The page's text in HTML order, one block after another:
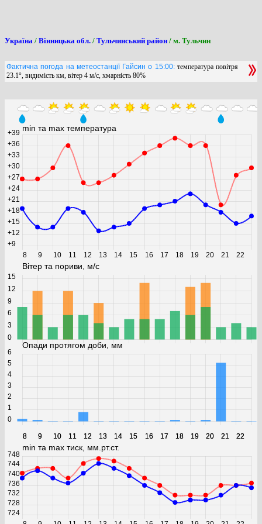
Україна / Вінницька обл. / Тульчинський район / м. Тульчин
Фактична погода на метеостанції Гайсин о 15:00:температура повітря
23.1°, видимість км, вітер 4 м/с, хмарність 80%
min та max температура
8 9 10 11 12 13 14 15 16 17 18 19 20 21 22
+9
+12
+15
+18
+21
+24
+27
+30
+33
+36
+39
Вітер та пориви, м/с
8 9 10 11 12 13 14 15 16 17 18 19 20 21 22
0
3
6
9
12
15
Опади протягом доби, мм
8 9 10 11 12 13 14 15 16 17 18 19 20 21 22
0
1
2
3
4
5
6
min та max тиск, мм.рт.ст.
724
728
732
736
740
744
748